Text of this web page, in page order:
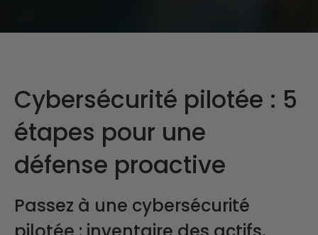
Cybersécurité pilotée : 5
étapes pour une
défense proactive
Passez à une cybersécurité